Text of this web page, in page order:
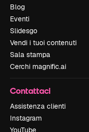
Blog
Eventi
Slidesgo
Vendi i tuoi contenuti
Sala stampa
Cerchi magnific.ai
Contattaci
Assistenza clienti
Instagram
YouTube